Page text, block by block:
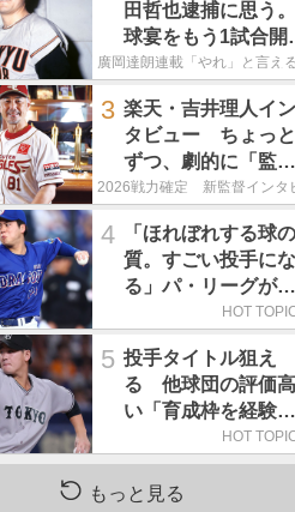
田哲也逮捕に思う。
球宴をもう1試合開
でOB救済を」
廣岡達朗連載「やれ」と言える
3 楽天・吉井理人イン
タビュー ちょっと
ずつ、劇的に「監督
が代わると何もかも
は、チームにとって
良くないことなんで
す」
2026戦力確定 新監督インタ
4
「ほれぼれする球の
質。すごい投手にな
る」パ・リーグが驚
いた「中日の左腕」
HOT
5 投手タイトル狙え
る 他球団の評価高
い「育成枠を経験し
た巨人の左腕」は
HOT
もっと見る